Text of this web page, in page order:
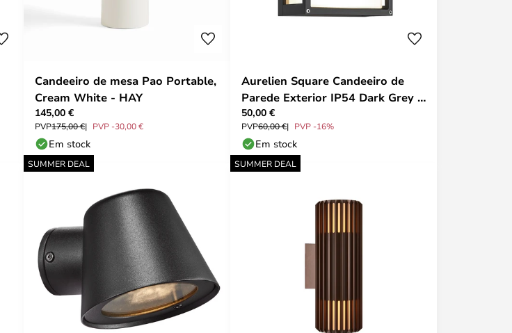
Candeeiro de mesa Pao Portable,
Cream White - HAY
145,00 €
PVP175,00 € PVP -30,00 €
Em stock
Aurelien Square Candeeiro de
Parede Exterior IP54 Dark Grey -
Lucande
50,00 €
PVP60,00 € PVP -16%
Em stock
SUMMER DEAL SUMMER DEAL